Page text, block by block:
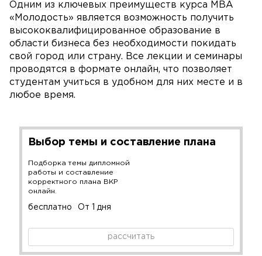
Одним из ключевых преимуществ курса MBA
«Молодость» является возможность получить
высококвалифицированное образование в
области бизнеса без необходимости покидать
свой город или страну. Все лекции и семинары
проводятся в формате онлайн, что позволяет
студентам учиться в удобном для них месте и в
любое время.
Выбор темы и составление плана
Подборка темы дипломной
работы и составление
корректного плана ВКР
онлайн.
бесплатно От 1 дня
рассчитать